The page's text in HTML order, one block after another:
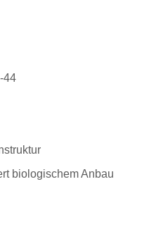
44
biologischem Anbau